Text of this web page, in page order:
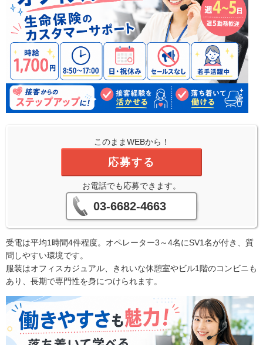
このままWEBから！
応募する
お電話でも応募できます。
03-6682-4663
受電は平均1時間4件程度。オペレーター3～4名にSV1名が付き、質
問しやすい環境です。
服装はオフィスカジュアル、きれいな休憩室やビル1階のコンビニも
あり、長期で専門性を身につけられます。